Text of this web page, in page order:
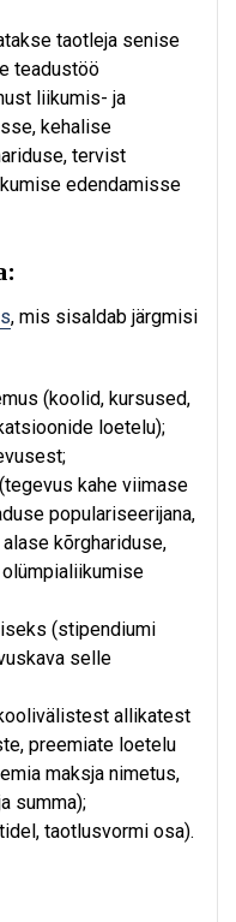
taotleja senise
teadustöö
liikumis- ja
kehalise
tervist
edendamisse
, mis sisaldab järgmisi
(koolid, kursused,
loetelu);
kahe viimase
populariseerijana,
kõrghariduse,
(stipendiumi
selle
allikatest
preemiate loetelu
maksja nimetus,
summa);
taotlusvormi osa).